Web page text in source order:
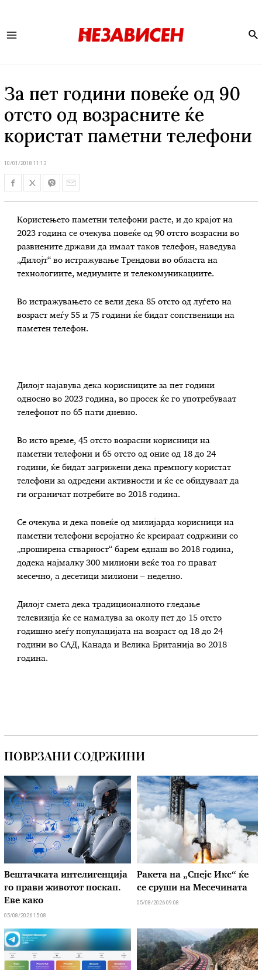
За пет години повеќе од 90
отсто од возрасните ќе
користат паметни телефони
10/01/2018 11:13
Користењето паметни телефони расте, и до крајот на
2023 година се очекува повеќе од 90 отсто возрасни во
развиените држави да имаат таков телефон, наведува
„Дилојт“ во истражување Трендови во областа на
технологиите, медиумите и телекомуникациите.
Во истражувањето се вели дека 85 отсто од луѓето на
возраст меѓу 55 и 75 години ќе бидат сопственици на
паметен телефон.
Дилојт најавува дека корисниците за пет години
односно во 2023 година, во просек ќе го употребуваат
телефонот по 65 пати дневно.
Во исто време, 45 отсто возрасни корисници на
паметни телефони и 65 отсто од оние од 18 до 24
години, ќе бидат загрижени дека премногу користат
телефони за одредени активности и ќе се обидуваат да
ги ограничат потребите во 2018 година.
Се очекува и дека повеќе од милијарда корисници на
паметни телефони веројатно ќе креираат содржини со
„проширена стварност“ барем еднаш во 2018 година,
додека најмалку 300 милиони веќе тоа го прават
месечно, а десетици милиони – неделно.
Дилојт смета дека традиционалното гледање
телевизија ќе се намалува за околу пет до 15 отсто
годишно меѓу популацијата на возраст од 18 до 24
години во САД, Канада и Велика Британија во 2018
година.
ПОВРЗАНИ СОДРЖИНИ
Вештачката интелигенција
го прави животот поскап.
Еве како
05/08/2026 15:08
Ракета на „Спејс Икс“ ќе
се сруши на Месечината
05/08/2026 09:08